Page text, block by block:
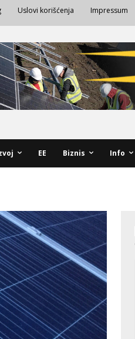
Uslovi korišćenja Impressum
EE Biznis Info